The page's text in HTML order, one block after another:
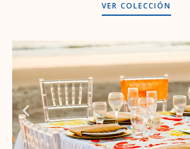
VER COLECCIÓN